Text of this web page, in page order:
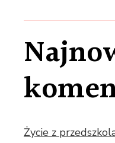
Życie z